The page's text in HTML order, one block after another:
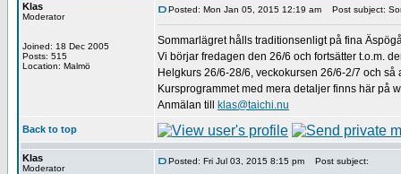
Klas
Moderator
Joined: 18 Dec 2005
Posts: 515
Location: Malmö
Posted: Mon Jan 05, 2015 12:19 am Post subject:
Sommarlägret hålls traditionsenligt på fina
Vi börjar fredagen den 26/6 och fortsätter t.o.m.
Helgkurs 26/6-28/6, veckokursen 26/6-2/7 och
Kursprogrammet med mera detaljer finns här på
Anmälan till
klas@taichi.nu
Back to top
Klas
Moderator
Posted: Fri Jul 03, 2015 8:15 pm Post subject: